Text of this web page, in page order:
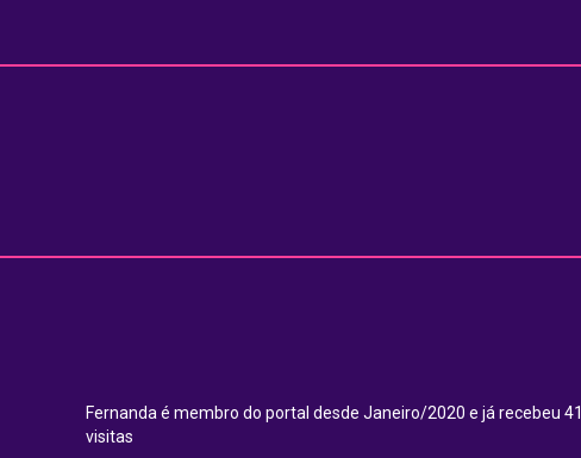
Fernanda é membro do portal desde Janeiro/2020 e já recebeu 41
visitas